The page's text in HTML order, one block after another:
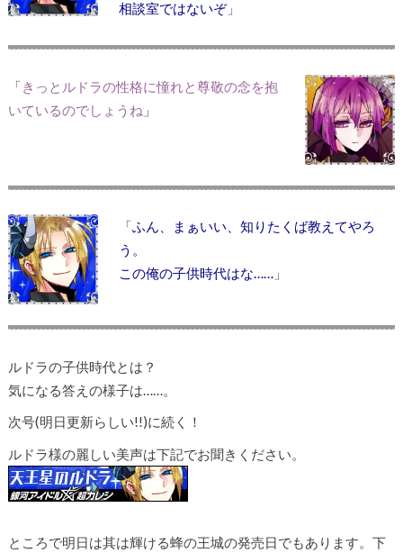
相談室ではないぞ」
「きっとルドラの性格に憧れと尊敬の念を抱
いているのでしょうね 」
「ふん、まぁいい、知りたくば教えてやろ
う。
この俺の子供時代はな……」
ルドラの子供時代とは？
気になる答えの様子は……。
次号(明日更新らしい!!)に続く！
ルドラ様の麗しい美声は下記でお聞きください。
ところで明日は其は輝ける蜂の王城の発売日でもあります。下